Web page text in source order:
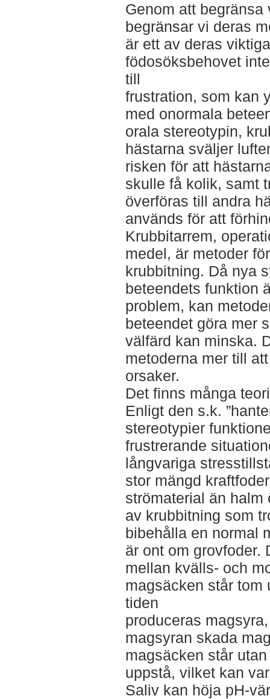
Genom att
begränsar vi deras
är ett av deras
födosöksbehovet
till
frustration, som kan
med onormala
orala stereotypin,
hästarna sväljer
risken för att
skulle få kolik, samt
överföras till andra
används för att
Krubbitarrem,
medel, är metoder
krubbitning. Då nya
beteendets funktion
problem, kan
beteendet göra mer
välfärd kan minska.
metoderna mer till
orsaker.
Det finns många
Enligt den s.k.
stereotypier
frustrerande
långvariga
stor mängd
strömaterial än
av krubbitning som
bibehålla en normal
är ont om grovfoder.
mellan kvälls- och
magsäcken står tom
tiden
produceras
magsyran skada
magsäcken står
uppstå, vilket kan
Saliv kan höja pH-